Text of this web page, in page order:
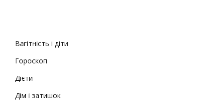
Вагітність і діти
Гороскоп
Дієти
Дім і затишок